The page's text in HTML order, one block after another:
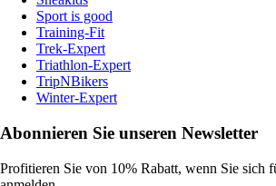
Sport is good
Training-Fit
Trek-Expert
Triathlon-Expert
TripNBikers
Winter-Expert
Abonnieren Sie unseren Newsletter
Profitieren Sie von 10% Rabatt, wenn Sie sich